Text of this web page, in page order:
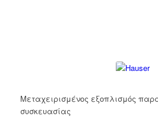
Μεταχειρισμένος εξοπλισμός
συσκευασίας